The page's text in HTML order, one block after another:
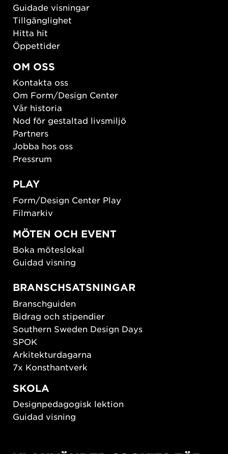
Guidade visningar
Tillgänglighet
Hitta hit
Öppettider
OM OSS
Kontakta oss
Om Form/Design Center
Vår historia
Nod för gestaltad livsmiljö
Partners
Jobba hos oss
Pressrum
PLAY
Form/Design Center Play
Filmarkiv
MÖTEN OCH EVENT
Boka möteslokal
Guidad visning
BRANSCHSATSNINGAR
Branschguiden
Bidrag och stipendier
Southern Sweden Design Days
SPOK
Arkitekturdagarna
7x Konsthantverk
SKOLA
Designpedagogisk lektion
Guidad visning